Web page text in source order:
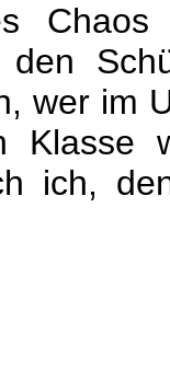
den
wer im
Klasse
ich,